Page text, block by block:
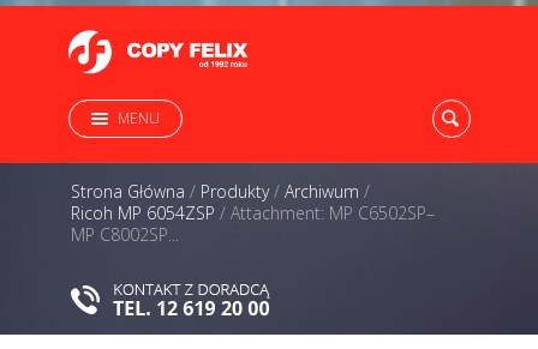
MENU
Strona Główna / Produkty/ Archiwum /
Ricoh MP 6054ZSP / Attachment: MP C6502SP–
MP C8002SP...